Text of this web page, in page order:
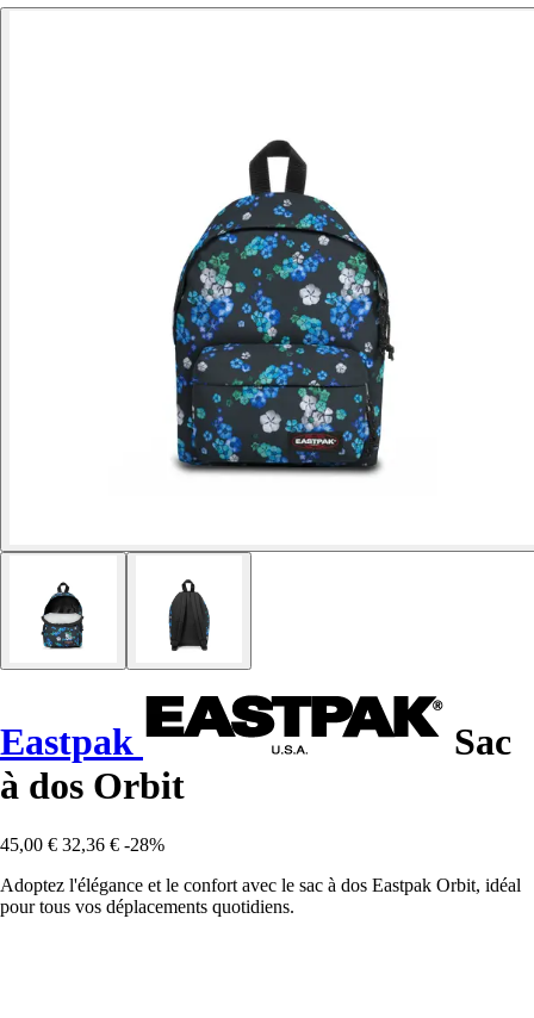
Eastpak
Sac
à dos Orbit
45,00 € 32,36 € -28%
Adoptez l'élégance et le confort avec le sac à dos Eastpak Orbit, idéal
pour tous vos déplacements quotidiens.